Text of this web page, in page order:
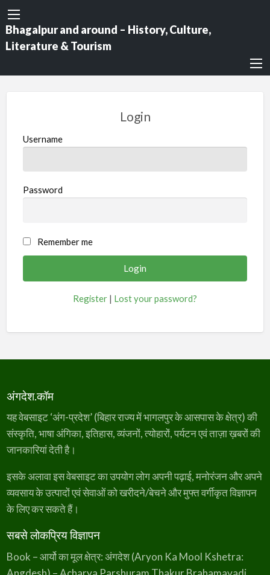
Bhagalpur and around – History, Culture,
Literature & Tourism
Login
Username
Password
Remember me
Register | Lost your password?
अंगदेश.कॉम
यह वेबसाइट ‘अंग-प्रदेश’ (बिहार राज्य में भागलपुर के आसपास के क्षेत्र) की
संस्कृति, भाषा अंगिका, इतिहास, व्यंजनों, त्योहारों, पर्यटन एवं ताज़ा ख़बरों की
जानकारियां देती है।
इसके अलावा इस वेबसाइट का उपयोग लोग अपनी पढ़ाई, मनोरंजन और अपने
व्यवसाय के उत्पादों एवं सेवाओं को खरीदने/बेचने और मुफ्त वर्गीकृत विज्ञापन
के लिए कर सकते हैं।
सबसे लोकप्रिय विज्ञापन
Book – आर्यो का मूल क्षेत्र: अंगदेश (Aryon Ka Mool Kshetra: